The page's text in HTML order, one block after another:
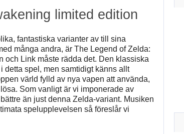
limited edition
fantastiska varianter av till sina
många andra, är The Legend of Zelda:
och Link måste rädda det. Den klassiska
detta spel, men samtidigt känns allt
värld fylld av nya vapen att använda,
Som vanligt är vi imponerade av
än just denna Zelda-variant. Musiken
spelupplevelsen så föreslår vi